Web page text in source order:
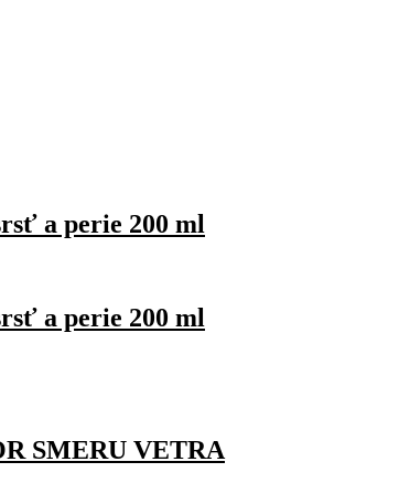
a perie 200 ml
a perie 200 ml
SMERU VETRA